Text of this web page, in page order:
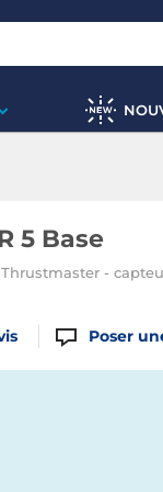
5 Base
-
Poser